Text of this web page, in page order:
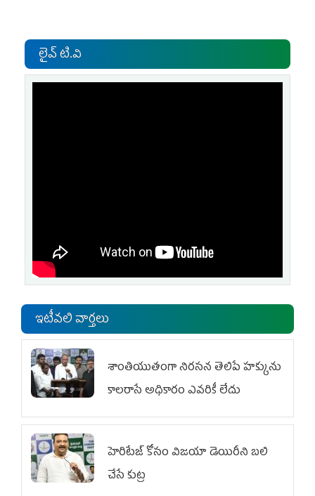
లైవ్ టి.వి
ఇటీవలి వార్తలు
శాంతియుతంగా నిరసన తెలిపే హక్కును
కాలరాసే అధికారం ఎవరికీ లేదు
హెరిటేజ్ కోసం విజయా డెయిరీని బలి
చేసే కుట్ర‌